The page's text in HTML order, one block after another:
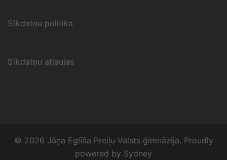
Sīkdatņu politika
Sīkdatņu atļaujas
© 2026 Jāņa Eglīša Preiļu Valsts ģimnāzija. Proudly
powered by Sydney